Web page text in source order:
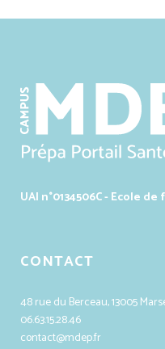
UAI n°0134506C - Ecole
CONTACT
48 rue du Berceau, 13005
06.63.15.28.46
contact@mdep.fr